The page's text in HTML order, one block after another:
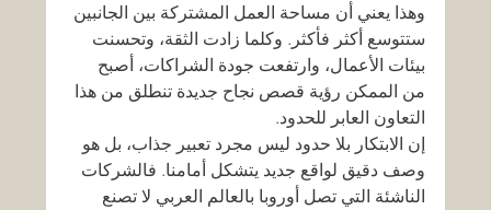
وهذا يعني أن مساحة العمل المشتركة بين الجانبين
ستتوسع أكثر فأكثر. وكلما زادت الثقة، وتحسنت
بيئات الأعمال، وارتفعت جودة الشراكات، أصبح
من الممكن رؤية قصص نجاح جديدة تنطلق من هذا
التعاون العابر للحدود.
إن الابتكار بلا حدود ليس مجرد تعبير جذاب، بل هو
وصف دقيق لواقع جديد يتشكل أمامنا. فالشركات
الناشئة التي تصل أوروبا بالعالم العربي لا تصنع